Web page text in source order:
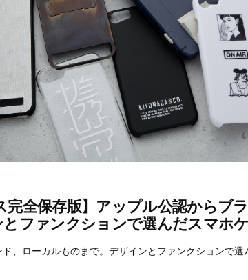
完全保存版】アップル公認からブ
ファンクションで選んだスマホ
、ローカルものまで。デザインとファンクションで